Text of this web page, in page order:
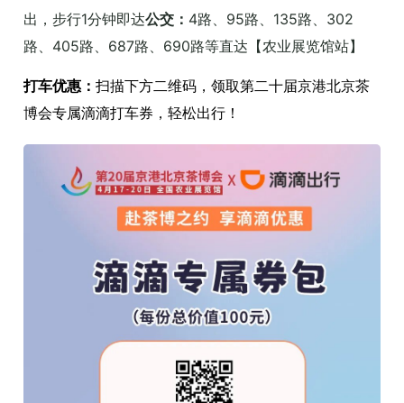
出，步行1分钟即达公交： 4路、95路、135路、302
路、405路、687路、690路等直达【农业展览馆站】
打车优惠： 扫描下方二维码，领取第二十届京港北京茶
博会专属滴滴打车券，轻松出行！